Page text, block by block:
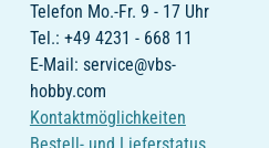
Telefon Mo.-Fr. 9 - 17 Uhr
Tel.: +49 4231 - 668 11
E-Mail: service@vbs-
hobby.com
Kontaktmöglichkeiten